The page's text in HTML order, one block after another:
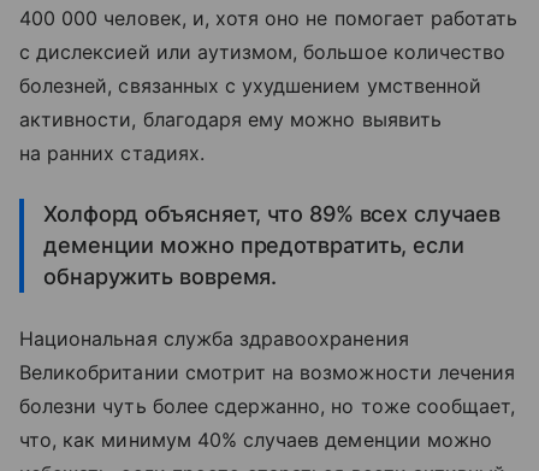
400 000 человек, и, хотя оно не помогает работать
с дислексией или аутизмом, большое количество
болезней, связанных с ухудшением умственной
активности, благодаря ему можно выявить
на ранних стадиях.
Холфорд объясняет, что 89% всех случаев
деменции можно предотвратить, если
обнаружить вовремя.
Национальная служба здравоохранения
Великобритании смотрит на возможности лечения
болезни чуть более сдержанно, но тоже сообщает,
что, как минимум 40% случаев деменции можно